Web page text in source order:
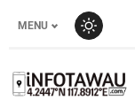
MENU